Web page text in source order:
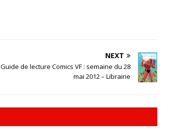
NEXT
Guide de lecture Comics VF : semaine du 28
mai 2012 – Librairie